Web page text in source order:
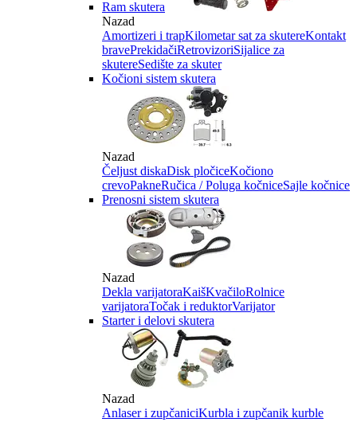
Ram skutera
Nazad
Amortizeri i trapKilometar sat za skutereKontakt
bravePrekidačiRetrovizoriSijalice za
skutereSedište za skuter
Kočioni sistem skutera
Nazad
Čeljust diskaDisk pločiceKočiono
crevoPakneRučica / Poluga kočniceSajle kočnice
Prenosni sistem skutera
Nazad
Dekla varijatoraKaišKvačiloRolnice
varijatoraTočak i reduktorVarijator
Starter i delovi skutera
Nazad
Anlaser i zupčaniciKurbla i zupčanik kurble